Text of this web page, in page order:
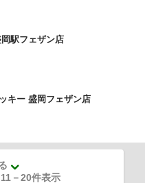
駅フェザン店
キー 盛岡フェザン店
11 －20件表示